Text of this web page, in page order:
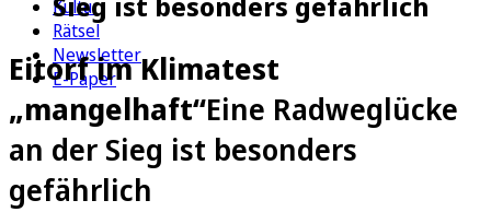
Kultur
Rätsel
Newsletter
E-Paper
Eitorf im Klimatest
„mangelhaft“Eine Radweglücke
an der Sieg ist besonders
gefährlich